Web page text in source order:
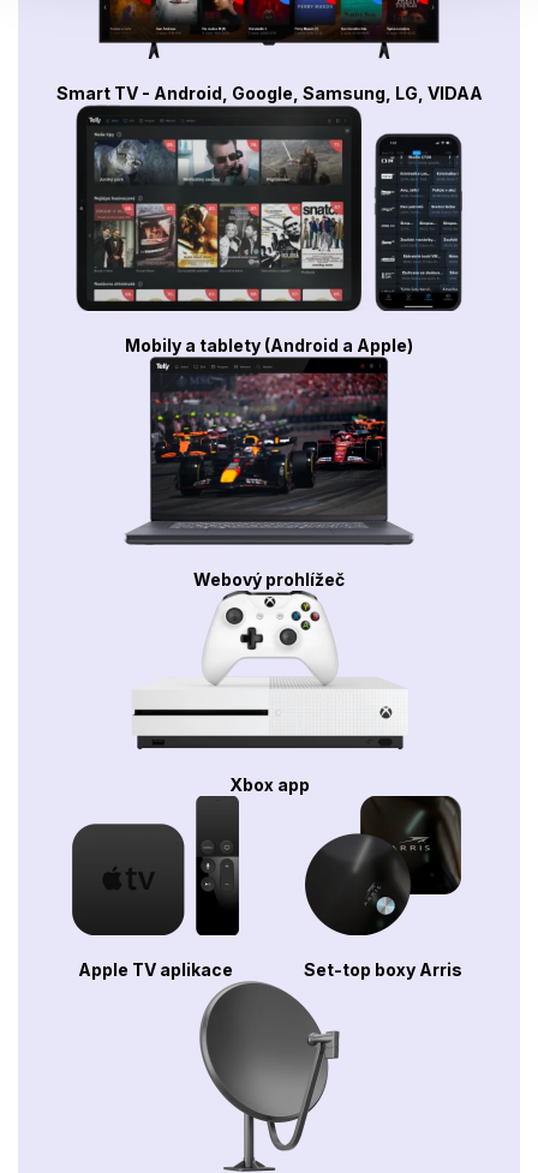
Smart TV - Android, Google, Samsung, LG, VIDAA
Mobily a tablety (Android a Apple)
Webový prohlížeč
Xbox app
Apple TV aplikace Set-top boxy Arris